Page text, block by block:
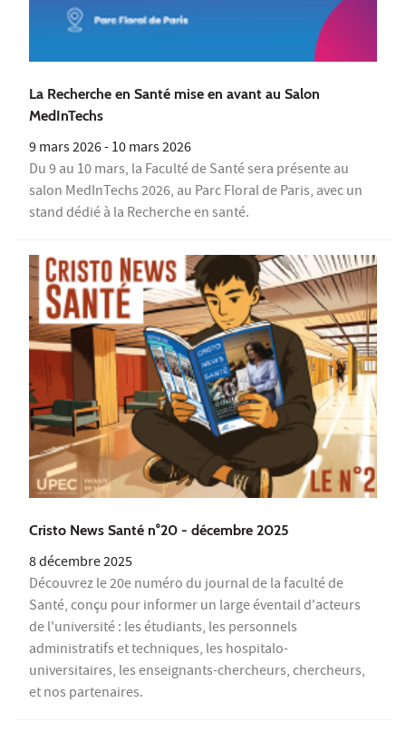
La Recherche en Santé mise en avant au Salon
MedInTechs
9 mars 2026-10 mars 2026
Du 9 au 10 mars, la Faculté de Santé sera présente au
salon MedInTechs 2026, au Parc Floral de Paris, avec un
stand dédié à la Recherche en santé.
Cristo News Santé n°20 - décembre 2025
8 décembre 2025
Découvrez le 20e numéro du journal de la faculté de
Santé, conçu pour informer un large éventail d'acteurs
de l'université : les étudiants, les personnels
administratifs et techniques, les hospitalo-
universitaires, les enseignants-chercheurs, chercheurs,
et nos partenaires.